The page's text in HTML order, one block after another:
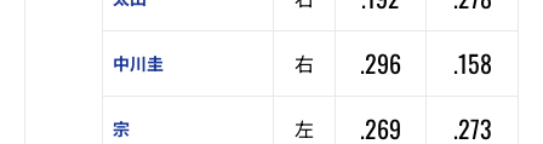
中川圭 右 .296 .158
宗 左 .269 .273